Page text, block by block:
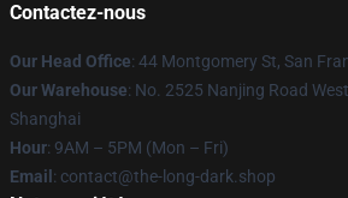
Contactez-nous
Our Head Office: 44 Montgomery St, San
Our Warehouse: No. 2525 Nanjing Road
Shanghai
Hour: 9AM – 5PM (Mon – Fri)
Email : contact@the-long-dark.shop